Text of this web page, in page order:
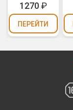
1270₽
ПЕРЕЙТИ